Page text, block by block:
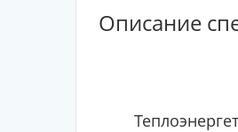
Описание